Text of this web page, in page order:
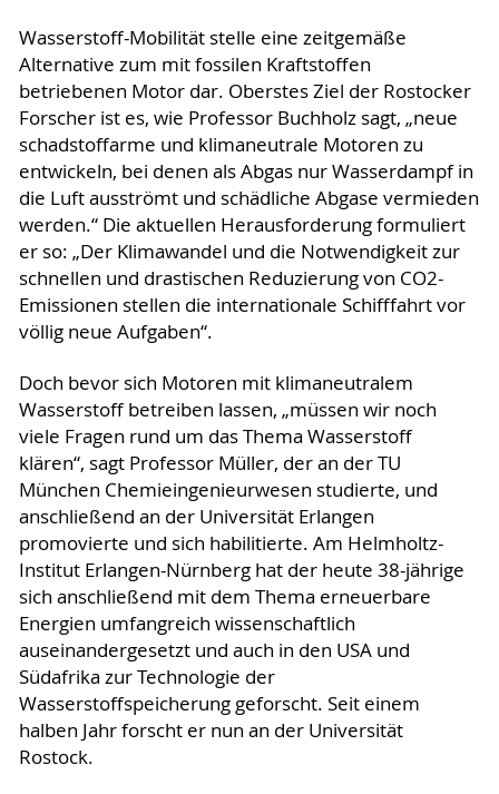
Wasserstoff-Mobilität stelle eine zeitgemäße
Alternative zum mit fossilen Kraftstoffen
betriebenen Motor dar. Oberstes Ziel der Rostocker
Forscher ist es, wie Professor Buchholz sagt, „neue
schadstoffarme und klimaneutrale Motoren zu
entwickeln, bei denen als Abgas nur Wasserdampf in
die Luft ausströmt und schädliche Abgase vermieden
werden.“ Die aktuellen Herausforderung formuliert
er so: „Der Klimawandel und die Notwendigkeit zur
schnellen und drastischen Reduzierung von CO2-
Emissionen stellen die internationale Schifffahrt vor
völlig neue Aufgaben“.
Doch bevor sich Motoren mit klimaneutralem
Wasserstoff betreiben lassen, „müssen wir noch
viele Fragen rund um das Thema Wasserstoff
klären“, sagt Professor Müller, der an der TU
München Chemieingenieurwesen studierte, und
anschließend an der Universität Erlangen
promovierte und sich habilitierte. Am Helmholtz-
Institut Erlangen-Nürnberg hat der heute 38-jährige
sich anschließend mit dem Thema erneuerbare
Energien umfangreich wissenschaftlich
auseinandergesetzt und auch in den USA und
Südafrika zur Technologie der
Wasserstoffspeicherung geforscht. Seit einem
halben Jahr forscht er nun an der Universität
Rostock.